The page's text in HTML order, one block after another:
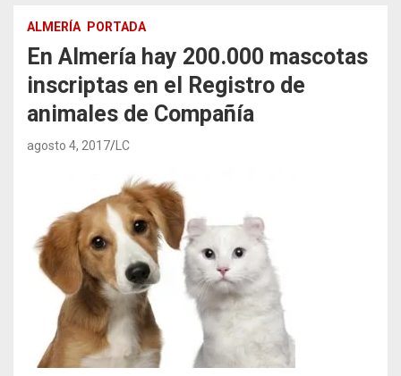
ALMERÍA PORTADA
En Almería hay 200.000 mascotas
inscriptas en el Registro de
animales de Compañía
agosto 4, 2017 LC